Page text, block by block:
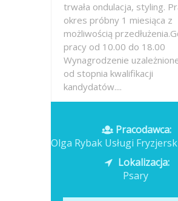
trwała ondulacja, styling.
okres próbny 1 miesiąca z
możliwością
pracy od 10.00 do 18.00
Wynagrodzenie
od stopnia kwalifikacji
kandydatów....
Pracodawca:
Olga Rybak Usługi
Lokalizacja:
Psary